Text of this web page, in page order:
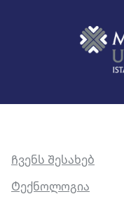
Ჩვენს Შესახებ
Ტექნოლოგია